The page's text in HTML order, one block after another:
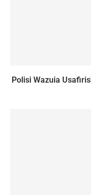
Polisi Wazuia